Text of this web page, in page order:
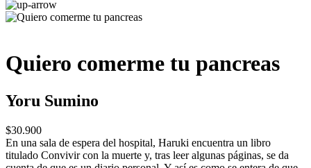
Quiero comerme tu pancreas
Yoru Sumino
$30.900
En una sala de espera del hospital, Haruki encuentra un libro
titulado Convivir con la muerte y, tras leer algunas páginas, se da